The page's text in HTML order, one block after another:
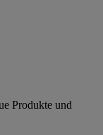
Produkte und